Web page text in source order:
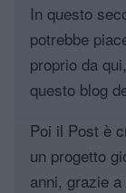
In questo
potrebbe
proprio da
questo blog
Poi il Post è
un progetto
anni, grazie